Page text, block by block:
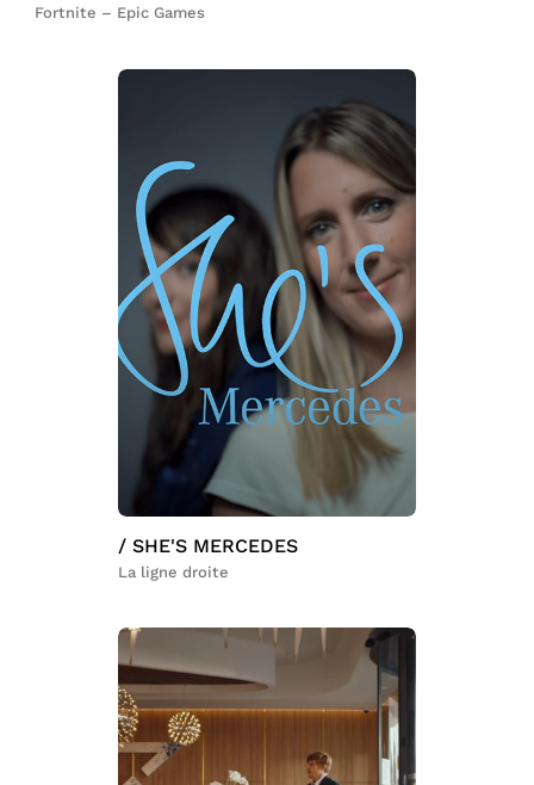
Fortnite – Epic Games
/ SHE'S MERCEDES
La ligne droite